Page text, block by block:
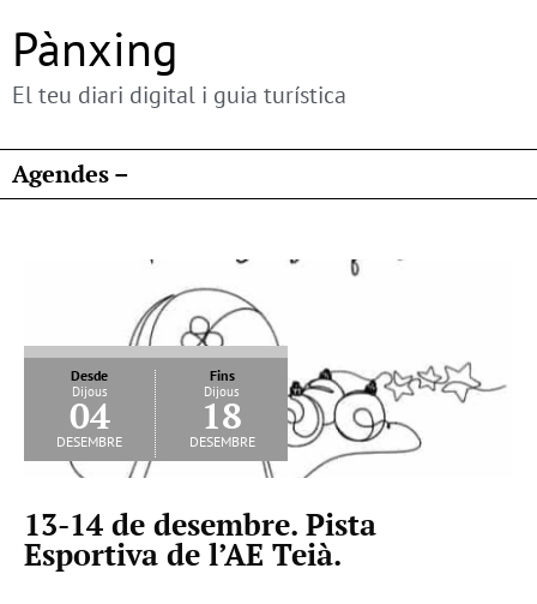
Pànxing
El teu diari digital i guia turística
Agendes –
Desde
Dijous
04
desembre
Fins
Dijous
18
desembre
13-14 de desembre. Pista
Esportiva de l’AE Teià.